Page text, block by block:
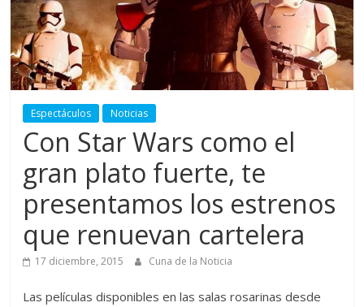
Espectáculos Noticias
Con Star Wars como el
gran plato fuerte, te
presentamos los estrenos
que renuevan cartelera
17 diciembre, 2015 Cuna de la Noticia
Las películas disponibles en las salas rosarinas desde